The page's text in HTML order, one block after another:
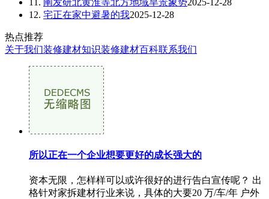
12. 宅正在家中避暑的我2025-12-28
热点推荐
关于我们装修建材知识装修建材百科联系我们
所以正在一个企业想要更好的成长强大的
资本无限，怎样样可以或许很好的进行告白宣传呢？ 出
格针对家拆建材行业来说，具体的大要20 万/车/年 户外